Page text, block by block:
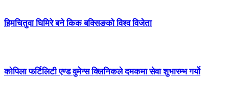
हिमचितुवा घिमिरे बने किक बक्सिङको विश्व विजेता
कोपिला फर्टिलिटी एण्ड वुमेन्स क्लिनिकले दमकमा सेवा शुभारम्भ गर्यो